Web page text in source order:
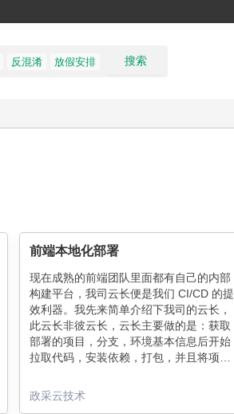
搜索
反混淆 放假安排
前端本地化部署
现在成熟的前端团队里面都有自己的内部
构建平台，我司云长便是我们 CI/CD 的提
效利器。我先来简单介绍下我司的云长，
此云长非彼云长，云长主要做的是：获取
部署的项目，分支，环境基本信息后开始
拉取代码，安装依赖，打包，并且将项目
成的代码再打包成镜像文件，然后将这份
镜像上传到镜像仓库后，最后调用 K8S
政采云技术